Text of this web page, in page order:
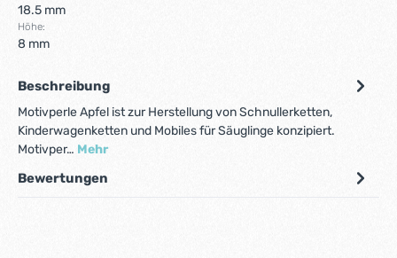
18.5 mm
Höhe:
8 mm
Beschreibung
Motivperle Apfel ist zur Herstellung von Schnullerketten,
Kinderwagenketten und Mobiles für Säuglinge konzipiert.
Motivper… Mehr
Bewertungen